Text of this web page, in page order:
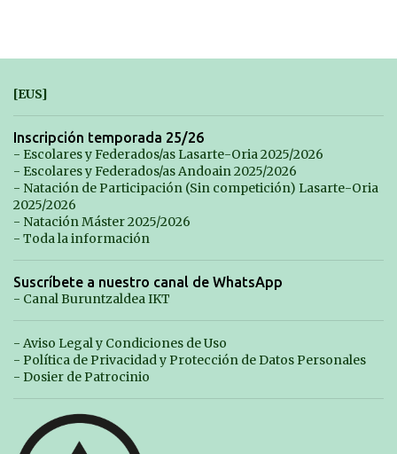
[EUS]
Inscripción temporada 25/26
- Escolares y Federados/as Lasarte-Oria 2025/2026
- Escolares y Federados/as Andoain 2025/2026
- Natación de Participación (Sin competición) Lasarte-Oria
2025/2026
- Natación Máster 2025/2026
- Toda la información
Suscríbete a nuestro canal de WhatsApp
- Canal Buruntzaldea IKT
- Aviso Legal y Condiciones de Uso
- Política de Privacidad y Protección de Datos Personales
- Dosier de Patrocinio